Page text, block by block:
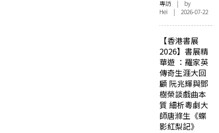
專訪 | by
Hei | 2026-07-22
【香港書展
2026】書展精
華遊 ：羅家英
傳奇生涯大回
顧 阮兆輝與鄧
樹榮談戲曲本
質 細析粵劇大
師唐滌生《蝶
影紅梨記》